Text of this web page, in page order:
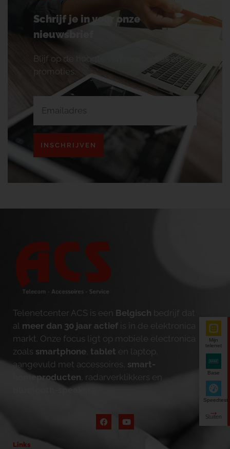
Schrijf je in voor onze
nieuwsbrief
Blijf op de hoogte van onze acties en
promoties.
INSCHRIJVEN
Telenetcenter ACS is een Belgisch bedrijf dat
al meer dan 30 jaar actief is in de elektronica
markt. Onze focus ligt op mobiele electronica
zoals smartphone tablet en laptop,
aangevuld met accessoires, smart-
homeproducten , radarverklikkers en
bluetooth-speakers
Links
Mijn
telenet
Base
Speedtest